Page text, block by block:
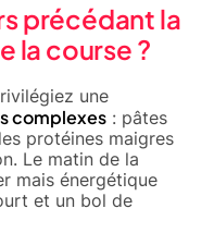
précédant la
la course ?
une
complexes : pâtes
protéines maigres
Le matin de la
mais énergétique
et un bol de